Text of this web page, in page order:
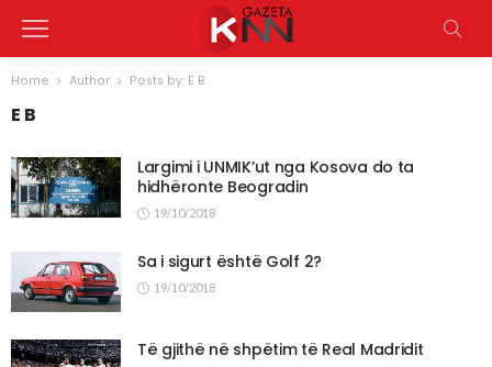
Home Author Posts by: E B
E B
Largimi i UNMIK’ut nga Kosova do ta
hidhëronte Beogradin
19/10/2018
Sa i sigurt është Golf 2?
19/10/2018
Të gjithë në shpëtim të Real Madridit